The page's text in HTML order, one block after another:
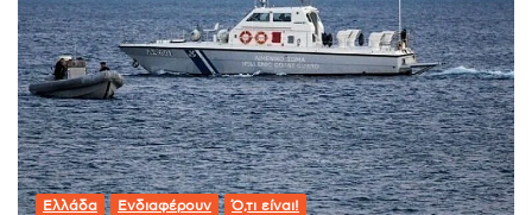
Ελλάδα Ενδιαφέρουν Ό,τι είναι!